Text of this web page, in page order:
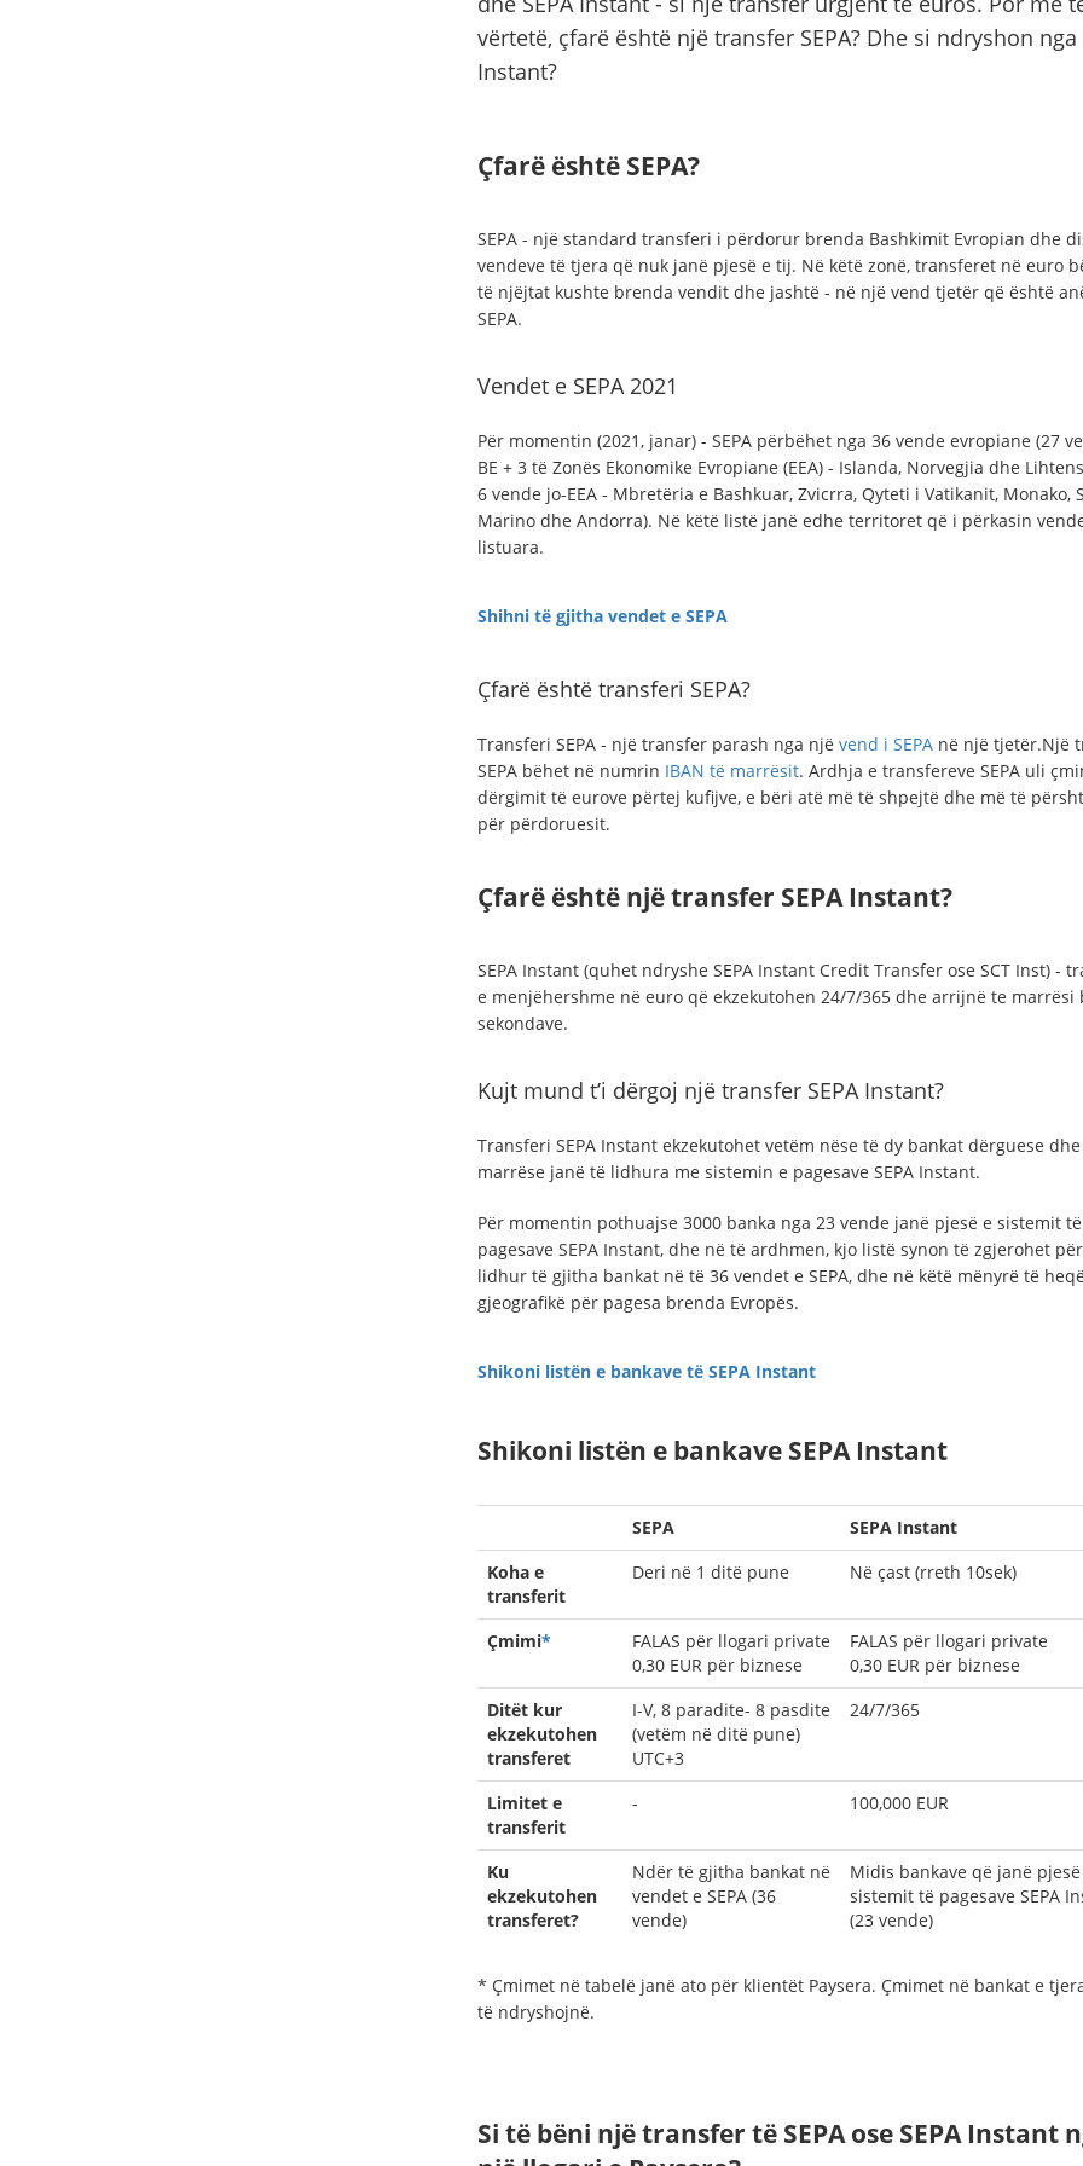
vërtetë, çfarë është një transfer SEPA? Dhe si ndryshon nga
Instant?
Çfarë është SEPA?
SEPA - një standard transferi i përdorur brenda Bashkimit Evropian dhe
vendeve të tjera që nuk janë pjesë e tij. Në këtë zonë, transferet në euro
të njëjtat kushte brenda vendit dhe jashtë - në një vend tjetër që është
SEPA.
Vendet e SEPA 2021
Për momentin (2021, janar) - SEPA përbëhet nga 36 vende evropiane (27
BE + 3 të Zonës Ekonomike Evropiane (EEA) - Islanda, Norvegjia dhe
6 vende jo-EEA - Mbretëria e Bashkuar, Zvicrra, Qyteti i Vatikanit, Monako,
Marino dhe Andorra). Në këtë listë janë edhe territoret që i përkasin
listuara.
Shihni të gjitha vendet e SEPA
Çfarë është transferi SEPA?
Transferi SEPA - një transfer parash nga një vend i SEPAnë një tjetër.Një
SEPA bëhet në numrin IBAN të marrësit. Ardhja e transfereve SEPA uli
dërgimit të eurove përtej kufijve, e bëri atë më të shpejtë dhe më të
për përdoruesit.
Çfarë është një transfer SEPA Instant?
SEPA Instant (quhet ndryshe SEPA Instant Credit Transfer ose SCT Inst) -
e menjëhershme në euro që ekzekutohen 24/7/365 dhe arrijnë te marrësi
sekondave.
Kujt mund t’i dërgoj një transfer SEPA Instant?
Transferi SEPA Instant ekzekutohet vetëm nëse të dy bankat dërguese dhe
marrëse janë të lidhura me sistemin e pagesave SEPA Instant.
Për momentin pothuajse 3000 banka nga 23 vende janë pjesë e sistemit të
pagesave SEPA Instant, dhe në të ardhmen, kjo listë synon të zgjerohet
lidhur të gjitha bankat në të 36 vendet e SEPA, dhe në këtë mënyrë të
gjeografikë për pagesa brenda Evropës.
Shikoni listën e bankave të SEPA Instant
Shikoni listën e bankave SEPA Instant
SEPA
SEPA Instant
Koha e
transferit
Deri në 1 ditë pune Në çast (rreth 10sek)
Çmimi*
FALAS për llogari private
0,30EUR për biznese
FALAS për llogari private
0,30EUR për biznese
Ditët kur
ekzekutohen
transferet
I-V, 8 paradite- 8 pasdite
(vetëm në ditë pune)
UTC+3
24/7/365
Limitet e
transferit
- 100,000 EUR
Ku
ekzekutohen
transferet?
Ndër të gjitha bankat në
vendet e SEPA (36
vende)
Midis bankave që janë pjesë
sistemit të pagesave SEPA
(23 vende)
* Çmimet në tabelë janë ato për klientët Paysera. Çmimet në bankat e
të ndryshojnë.
Si të bëni një transfer të SEPA ose SEPA Instant